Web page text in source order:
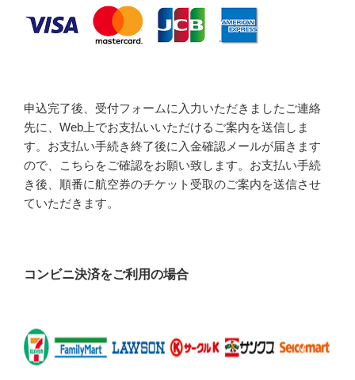
申込完了後、受付フォームに入力いただきましたご連絡
先に、Web上でお支払いいただけるご案内を送信しま
す。お支払い手続き終了後に入金確認メールが届きます
ので、こちらをご確認をお願い致します。お支払い手続
き後、順番に航空券のチケット受取のご案内を送信させ
ていただきます。
コンビニ決済をご利用の場合